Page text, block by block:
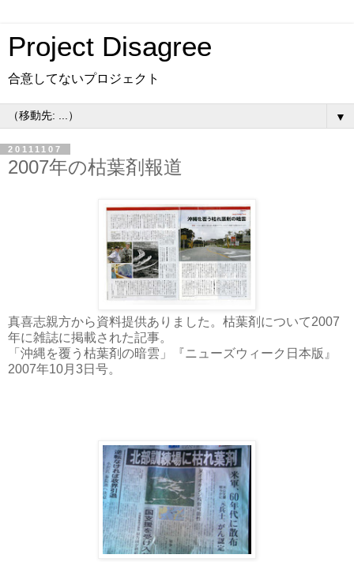
Project Disagree
合意してないプロジェクト
▼
20111107
2007年の枯葉剤報道
真喜志親方から資料提供ありました。枯葉剤について2007
年に雑誌に掲載された記事。
「沖縄を覆う枯葉剤の暗雲」『ニューズウィーク日本版』
2007年10月3日号。